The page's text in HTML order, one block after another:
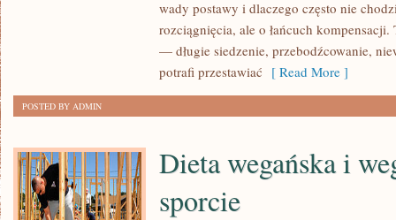
MĘŻCZYZNwady postawy i dlaczego często nie
rozciągnięcia, ale o łańcuch
— długie siedzenie, przebodźcowanie,
potrafi przestawiać [ Read More ]
POSTED BY ADMIN
Dieta wegańska i
sporcie